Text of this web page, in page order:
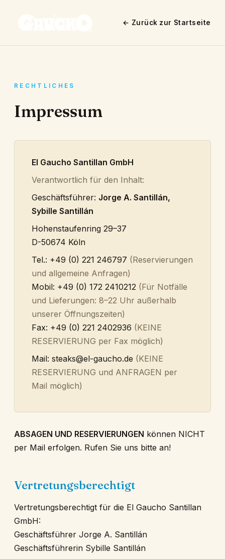
← Zurück zur Startseite
RECHTLICHES
Impressum
El Gaucho Santillan GmbH
Verantwortlich für den Inhalt:
Geschäftsführer: Jorge A. Santillán,
Sybille Santillán
Hohenstaufenring 29–37
D-50674 Köln
Tel.: +49 (0) 221 246797 (Reservierungen
und allgemeine Anfragen)
Mobil: +49 (0) 172 2410212 (Für Notfälle
und Lieferungen: 8–22 Uhr außerhalb
unserer Öffnungszeiten)
Fax: +49 (0) 221 2402936 (KEINE
RESERVIERUNG per Fax möglich)
Mail: steaks@el-gaucho.de (KEINE
RESERVIERUNG und ANFRAGEN per
Mail möglich)
ABSAGEN UND RESERVIERUNGEN können NICHT
per Mail erfolgen. Rufen Sie uns bitte an!
Vertretungsberechtigt
Vertretungsberechtigt für die El Gaucho Santillan
GmbH:
Geschäftsführer Jorge A. Santillán
Geschäftsführerin Sybille Santillán